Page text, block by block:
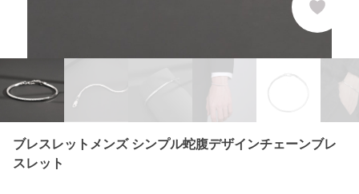
ブレスレットメンズ シンプル蛇腹デザインチェーンブレ
スレット